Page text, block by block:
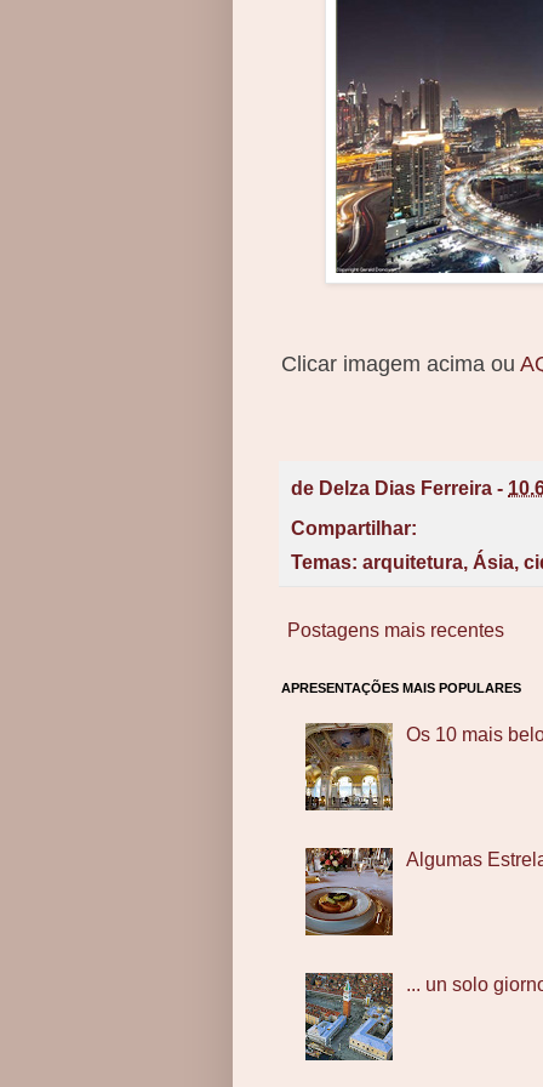
Clicar imagem acima ou
de Delza Dias Ferreira -
Compartilhar:
Temas: arquitetura, Ásia,
Postagens mais recentes
APRESENTAÇÕES MAIS POPULARES
Os 10 mais
Algumas
... un solo